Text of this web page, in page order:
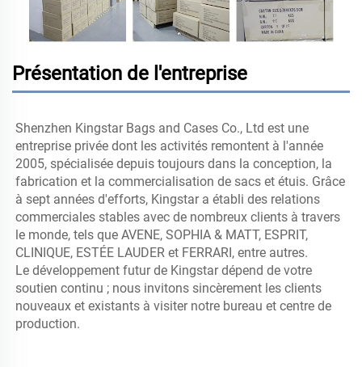
Présentation de l'entreprise
Shenzhen Kingstar Bags and Cases Co., Ltd est une
entreprise privée dont les activités remontent à l'année
2005, spécialisée depuis toujours dans la conception, la
fabrication et la commercialisation de sacs et étuis. Grâce
à sept années d'efforts, Kingstar a établi des relations
commerciales stables avec de nombreux clients à travers
le monde, tels que AVENE, SOPHIA & MATT, ESPRIT,
CLINIQUE, ESTÉE LAUDER et FERRARI, entre autres.
Le développement futur de Kingstar dépend de votre
soutien continu ; nous invitons sincèrement les clients
nouveaux et existants à visiter notre bureau et centre de
production.